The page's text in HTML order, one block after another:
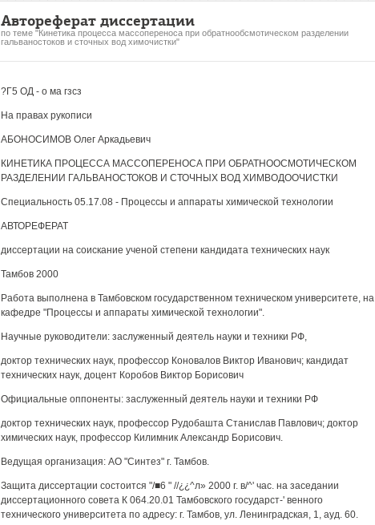
Автореферат диссертации
по теме "Кинетика процесса массопереноса при обратнообсмотическом разделении
гальваностоков и сточных вод химочистки"
?Г5 ОД - о ма гзсз
На правах рукописи
АБОНОСИМОВ Олег Аркадьевич
КИНЕТИКА ПРОЦЕССА МАССОПЕРЕНОСА ПРИ ОБРАТНООСМОТИЧЕСКОМ
РАЗДЕЛЕНИИ ГАЛЬВАНОСТОКОВ И СТОЧНЫХ ВОД ХИМВОДООЧИСТКИ
Специальность 05.17.08 - Процессы и аппараты химической технологии
АВТОРЕФЕРАТ
диссертации на соискание ученой степени кандидата технических наук
Тамбов 2000
Работа выполнена в Тамбовском государственном техническом университете, на
кафедре "Процессы и аппараты химической технологии".
Научные руководители: заслуженный деятель науки и техники РФ,
доктор технических наук, профессор Коновалов Виктор Иванович; кандидат
технических наук, доцент Коробов Виктор Борисович
Официальные оппоненты: заслуженный деятель науки и техники РФ
доктор технических наук, профессор Рудобашта Станислав Павлович; доктор
химических наук, профессор Килимник Александр Борисович.
Ведущая организация: АО "Синтез" г. Тамбов.
Защита диссертации состоится "/■6 " //¿¿^л» 2000 г. в/^' час. на заседании
диссертационного совета К 064.20.01 Тамбовского государст-' венного
технического университета по адресу: г. Тамбов, ул. Ленинградская, 1, ауд. 60.